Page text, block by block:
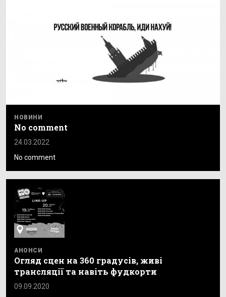
НОВИНИ
No comment
24.03.2022
No comment
АНОНСИ
Огляд сцен на 360 градусів, живі
трансляції та навіть фудкорти
09.09.2020